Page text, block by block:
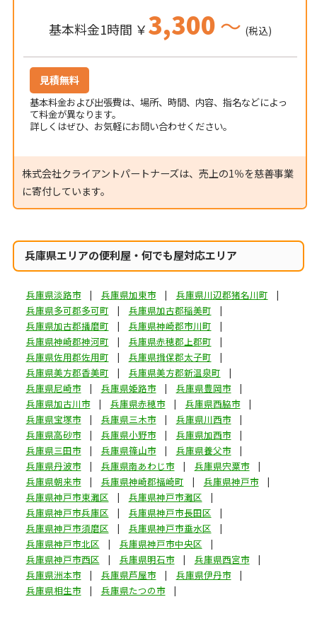
基本料金1時間 ￥3,300～ (税込)
見積無料
基本料金および出張費は、場所、時間、内容、指名などによっ
て料金が異なります。
詳しくはぜひ、お気軽にお問い合わせください。
株式会社クライアントパートナーズは、売上の1％を慈善事業
に寄付しています。
兵庫県エリアの便利屋・何でも屋対応エリア
兵庫県淡路市 兵庫県加東市
兵庫県川辺郡猪名川町
兵庫県多可郡多可町
兵庫県加古郡稲美町
兵庫県加古郡播磨町
兵庫県神崎郡市川町
兵庫県神崎郡神河町
兵庫県赤穂郡上郡町
兵庫県佐用郡佐用町
兵庫県揖保郡太子町
兵庫県美方郡香美町
兵庫県美方郡新温泉町
兵庫県尼崎市
兵庫県姫路市
兵庫県豊岡市
兵庫県加古川市
兵庫県赤穂市
兵庫県西脇市
兵庫県宝塚市
兵庫県三木市
兵庫県川西市
兵庫県高砂市
兵庫県小野市
兵庫県加西市
兵庫県三田市
兵庫県篠山市
兵庫県養父市
兵庫県丹波市
兵庫県南あわじ市
兵庫県宍粟市
兵庫県朝来市
兵庫県神崎郡福崎町
兵庫県神戸市
兵庫県神戸市東灘区
兵庫県神戸市灘区
兵庫県神戸市兵庫区
兵庫県神戸市長田区
兵庫県神戸市須磨区
兵庫県神戸市垂水区
兵庫県神戸市北区
兵庫県神戸市中央区
兵庫県神戸市西区
兵庫県明石市
兵庫県西宮市
兵庫県洲本市
兵庫県芦屋市
兵庫県伊丹市
兵庫県相生市
兵庫県たつの市